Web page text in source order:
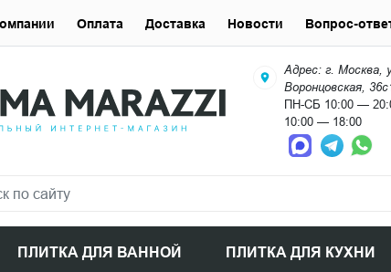
Адрес: г. Москва,
Воронцовская,
ПН-СБ 10:00 —
10:00 — 18:00
ПЛИТКА ДЛЯ ВАННОЙ ПЛИТКА ДЛЯ КУХНИ
Оплата Доставка Новости Вопрос-